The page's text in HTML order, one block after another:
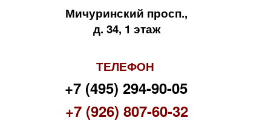
Мичуринский просп.,
д. 34, 1 этаж
ТЕЛЕФОН
+7 (495) 294-90-05
+7 (926) 807-60-32